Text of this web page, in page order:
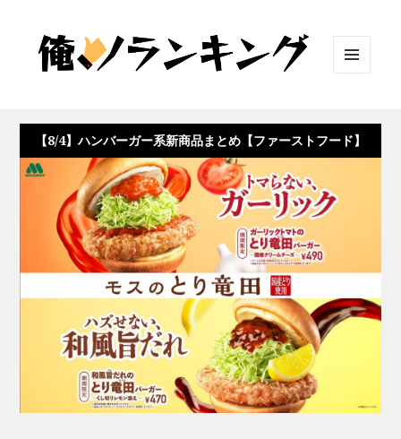
ット
【8/4】ハンバーガー系新商品まとめ【ファーストフード】